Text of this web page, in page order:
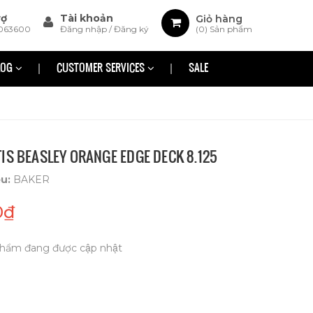
Giỏ hàng
(0) Sản phẩm
Tài khoản
Đăng nhập /Đăng ký
CUSTOMER SERVICES SALE
BEASLEY ORANGE EDGE DECK 8.125
BAKER
đang được cập nhật